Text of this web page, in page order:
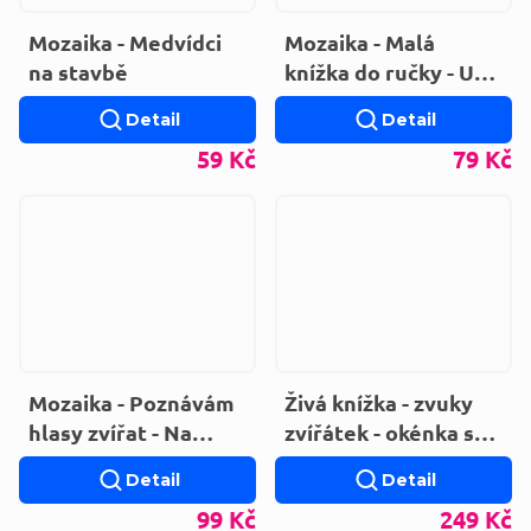
Mozaika - Medvídci
na stavbě
59 Kč
Detail
Mozaika - Malá
knížka do ručky - U
mámy (LEPORELO)
79 Kč
Detail
Mozaika - Poznávám
hlasy zvířat - Na
farmě (LEPORELO)
99 Kč
Detail
Živá knížka - zvuky
zvířátek - okénka s
překvapením
249 Kč
Detail